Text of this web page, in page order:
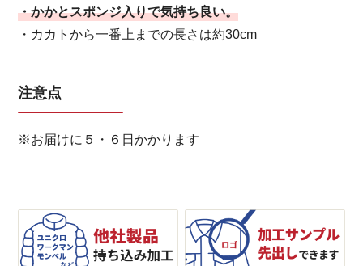
・かかとスポンジ入りで気持ち良い。
・カカトから一番上までの長さは約30cm
注意点
※お届けに５・６日かかります